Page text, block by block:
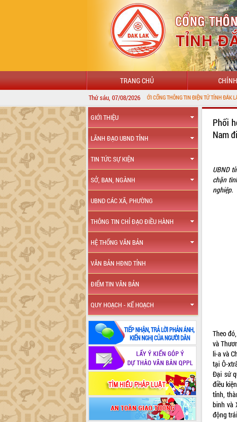
TRANG CHỦ
Thứ sáu, 07/08/2026
CHÀO MỪNG ĐẾN VỚI CỔNG THÔNG TIN ĐIỆN TỬ TỈNH ĐẮK LẮK
GIỚI THIỆU
LÃNH ĐẠO UBND TỈNH
TIN TỨC SỰ KIỆN
SỞ, BAN, NGÀNH
UBND CÁC XÃ, PHƯỜNG
THÔNG TIN CHỈ ĐẠO ĐIỀU HÀNH
HỆ THỐNG VĂN BẢN
VĂN BẢN HĐND TỈNH
ĐIỂM TIN VĂN BẢN
QUY HOẠCH - KẾ HOẠCH
Phối
Nam
UBND
chặn
nghiệp.
Theo
và
li-a và
tại Ô-
Đại sứ
điều
tỉnh,
binh và
động